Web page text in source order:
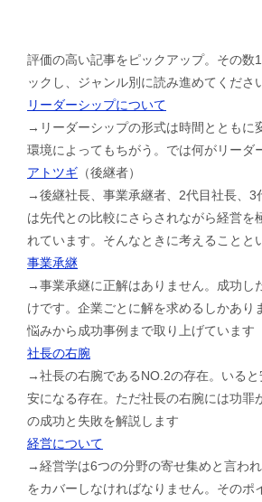
評価の高い記事をピックアップ。その数
ックし、ジャンル別に読み進めてくださ
リーダーシップについて
→リーダーシップの形式は時間とともに
環境によってもちがう。では何がリーダ
アトツギ （後継者）
→後継社長、事業承継者、2代目社長、3
は先代との比較にさらされながら経営を
れています。そんなときに考えることと
事業承継
→事業承継に正解はありません。成功し
けです。企業ごとに解を求めるしかあり
悩みから成功事例まで取り上げています
社長の右腕
→社長の右腕であるNO.2の存在。いる
安になる存在。ただ社長の右腕には功罪
の成功と失敗を解説します
経営について
→経営学は6つの分野の寄せ集めと言わ
をカバーしなければなりません。そのポ